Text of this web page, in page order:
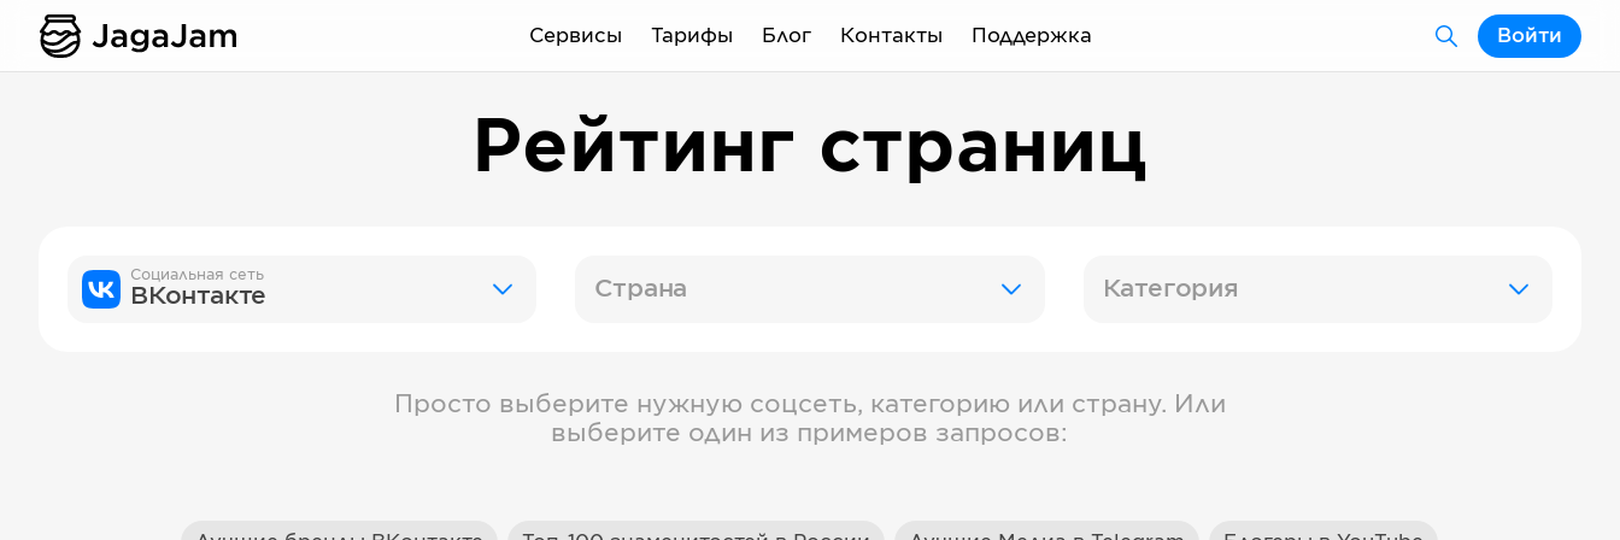
Сервисы Тарифы Блог Контакты Поддержка Войти
Рейтинг страниц
Социальная сеть
ВКонтакте Страна Категория
Просто выберите нужную соцсеть, категорию или страну. Или
выберите один из примеров запросов: